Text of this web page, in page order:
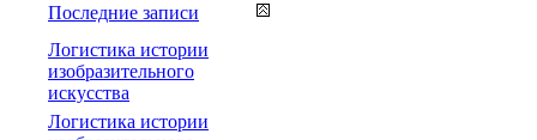
Последние записи
Логистика истории
изобразительного
искусства
Логистика истории